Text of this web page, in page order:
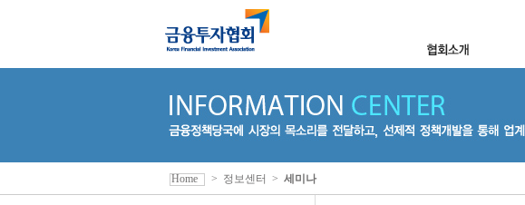
Home > 정보센터 > 세미나